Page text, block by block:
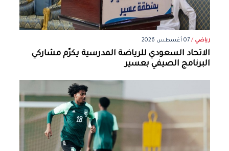
رياضي /07 أغسطس 2026
الاتحاد السعودي للرياضة المدرسية يكرّم مشاركي
البرنامج الصيفي بعسير